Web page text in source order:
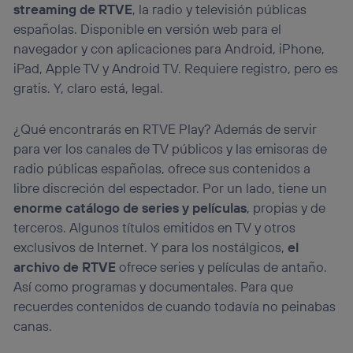
streaming de RTVE, la radio y televisión públicas
españolas. Disponible en versión web para el
navegador y con aplicaciones para Android, iPhone,
iPad, Apple TV y Android TV. Requiere registro, pero es
gratis. Y, claro está, legal.
¿Qué encontrarás en RTVE Play? Además de servir
para ver los canales de TV públicos y las emisoras de
radio públicas españolas, ofrece sus contenidos a
libre discreción del espectador. Por un lado, tiene un
enorme catálogo de series y películas, propias y de
terceros. Algunos títulos emitidos en TV y otros
exclusivos de Internet. Y para los nostálgicos,el
archivo de RTVE ofrece series y películas de antaño.
Así como programas y documentales. Para que
recuerdes contenidos de cuando todavía no peinabas
canas.
Si utilizas una conexión de banda ancha (p. ej., Wi-Fi),
el marketing o análisis se realizará en función de las
actividades de navegación de los miembros del hogar
que hayan dado su consentimiento.
Si utilizas datos móviles, el marketing será más
personalizado, ya que se basará únicamente en la
Puedes gestionar los consentimientos Utiq seleccionando
“Administrar Utiq” en la parte inferior de esta página web o
portal de privacidad de Utiq
(“consenthub”). Para más información, consulta
la política de privacidad de Utiq .